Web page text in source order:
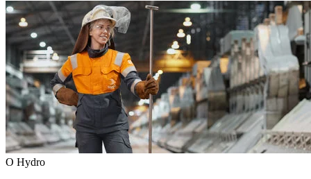
O Hydro